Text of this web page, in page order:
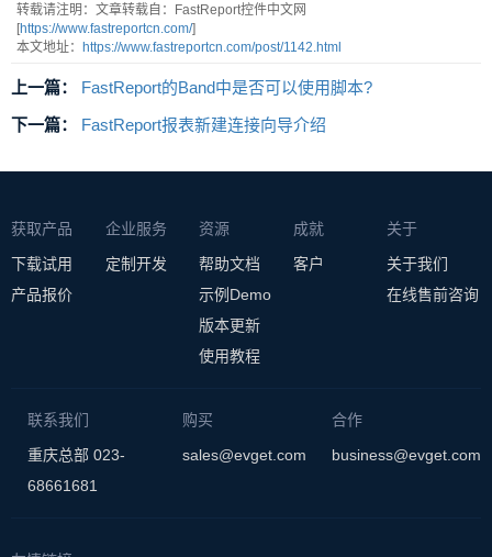
转载请注明：文章转载自：FastReport控件中文网
[https://www.fastreportcn.com/]
本文地址：
https://www.fastreportcn.com/post/1142.html
上一篇：
FastReport的Band中是否可以使用脚本?
下一篇：
FastReport报表新建连接向导介绍
获取产品
下载试用
产品报价
企业服务
定制开发
资源
帮助文档
示例Demo
版本更新
使用教程
成就
客户
关于
关于我们
在线售前咨询
联系我们
重庆总部 023-
68661681
购买
sales@evget.com
合作
business@evget.com